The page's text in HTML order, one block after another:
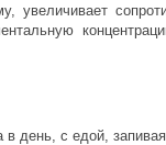
увеличивает
в день, с едой,